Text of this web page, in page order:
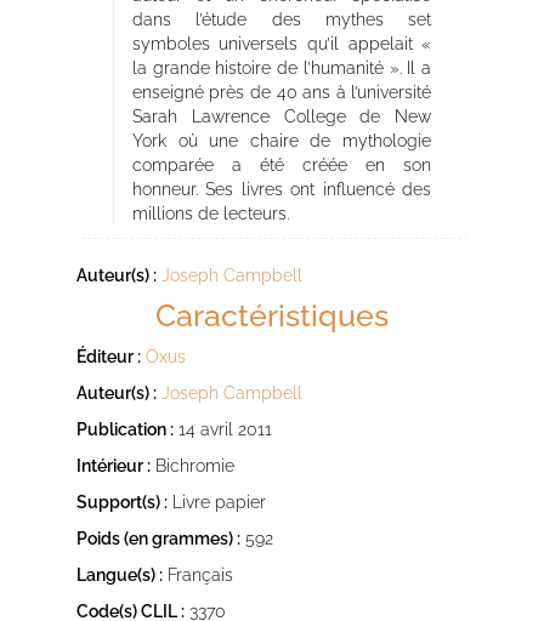
dans l’étude des mythes set
symboles universels qu’il appelait «
la grande histoire de l’humanité ». Il a
enseigné près de 40 ans à l’université
Sarah Lawrence College de New
York où une chaire de mythologie
comparée a été créée en son
honneur. Ses livres ont influencé des
millions de lecteurs.
Auteur(s) : Joseph Campbell
Caractéristiques
Éditeur : Oxus
Auteur(s) : Joseph Campbell
Publication :14 avril 2011
Intérieur :Bichromie
Support(s) :Livre papier
Poids (en grammes) :592
Langue(s) :Français
Code(s) CLIL :3370